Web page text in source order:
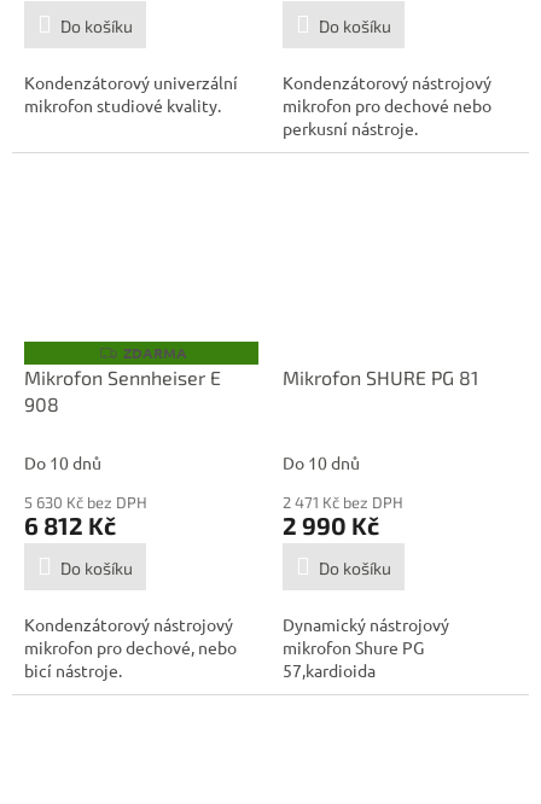
Do košíku
Kondenzátorový univerzální
mikrofon studiové kvality.
Do košíku
Kondenzátorový nástrojový
mikrofon pro dechové nebo
perkusní nástroje.
Z
D
A
ZDARMA
Mikrofon Sennheiser E
908
Do 10 dnů
5 630 Kč bez DPH
6 812 Kč
Do košíku
Kondenzátorový nástrojový
mikrofon pro dechové, nebo
bicí nástroje.
Mikrofon SHURE PG 81
Do 10 dnů
2 471 Kč bez DPH
2 990 Kč
Do košíku
Dynamický nástrojový
mikrofon Shure PG
57,kardioida